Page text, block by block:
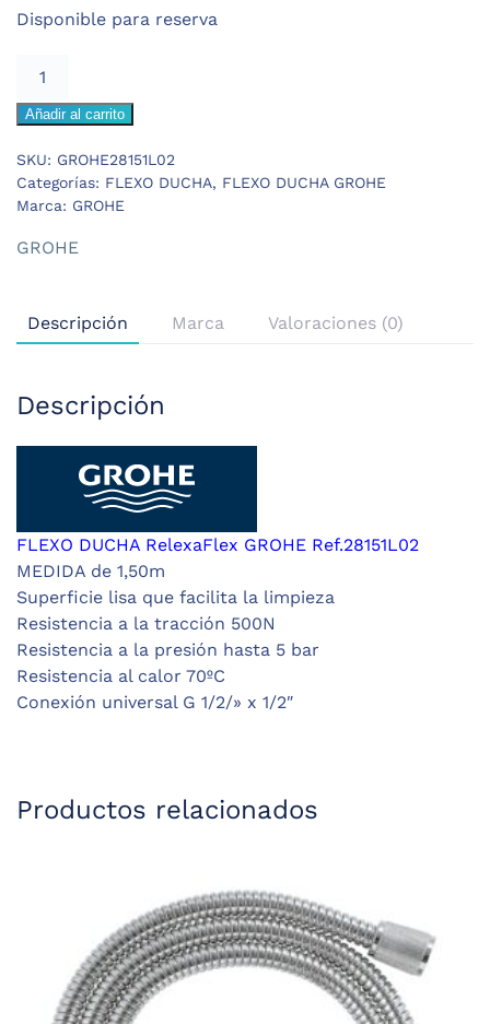
25,71 €.16,71 €.
Disponible para reserva
FLEXO
BLANCO
cantidad
Añadir al carrito
SKU: GROHE28151L02
Categorías: FLEXO DUCHA, FLEXO DUCHA GROHE
Marca: GROHE
GROHE
Descripción Marca Valoraciones (0)
Descripción
FLEXO DUCHA RelexaFlex GROHE Ref.28151L02
MEDIDA de 1,50m
Superficie lisa que facilita la limpieza
Resistencia a la tracción 500N
Resistencia a la presión hasta 5 bar
Resistencia al calor 70ºC
Conexión universal G 1/2/» x 1/2″
Productos relacionados